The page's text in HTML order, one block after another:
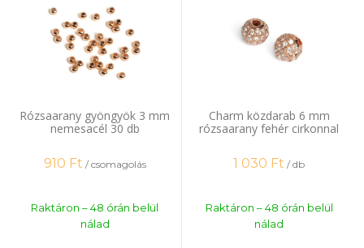
Rózsaarany gyöngyök 3 mm
nemesacél 30 db
910 Ft / csomagolás
Raktáron – 48 órán belül
nálad
Charm közdarab 6 mm
rózsaarany fehér cirkonnal
1 030 Ft / db
Raktáron – 48 órán belül
nálad